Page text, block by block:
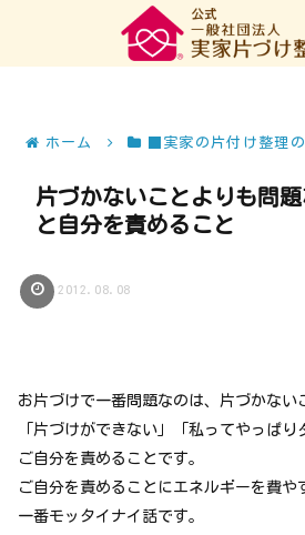
ホーム ■実家の片付け整理
片づかないことよりも問題
と自分を責めること
2012.08.08
お片づけで一番問題なのは、片づかない
「片づけができない」「私ってやっぱり
ご自分を責めることです。
ご自分を責めることにエネルギーを費や
一番モッタイナイ話です。